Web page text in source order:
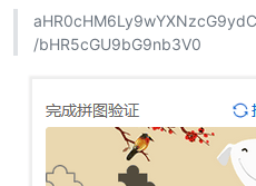
/bHR5cGU9bG9nb3V0